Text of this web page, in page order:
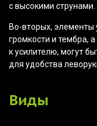
с высокими струнами.
Во-вторых, элементы
громкости и тембра,
к усилителю, могут
для удобства
Виды